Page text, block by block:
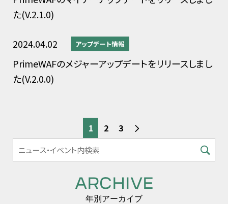
た(V.2.1.0)
2024.04.02 アップデート情報
PrimeWAFのメジャーアップデートをリリースしまし
た(V.2.0.0)
1 2 3
ARCHIVE
年別アーカイブ